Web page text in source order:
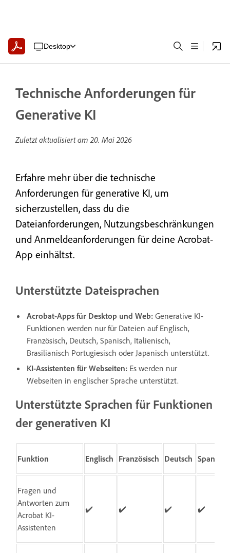
Desktop
Technische Anforderungen für
Generative KI
Zuletzt aktualisiert am20. Mai 2026
Erfahre mehr über die technische
Anforderungen für generative KI, um
sicherzustellen, dass du die
Dateianforderungen, Nutzungsbeschränkungen
und Anmeldeanforderungen für deine Acrobat-
App einhältst.
Unterstützte Dateisprachen
Acrobat-Apps für Desktop und Web: Generative KI-
Funktionen werden nur für Dateien auf Englisch,
Französisch, Deutsch, Spanisch, Italienisch,
Brasilianisch Portugiesisch oder Japanisch unterstützt.
KI-Assistenten für Webseiten: Es werden nur
Webseiten in englischer Sprache unterstützt.
Unterstützte Sprachen für Funktionen
der generativen KI
Funktion Englisch Französisch Deutsch Spanisch
Fragen und
Antworten zum
Acrobat KI-
Assistenten
✔️ ✔️ ✔️ ✔️